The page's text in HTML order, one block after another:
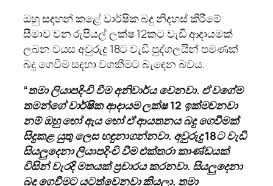
ඔහු සඳහන් කළේ වාර්ෂික බදු නිදහස් කිරීමේ
සීමාව වන රුපියල් ලක්ෂ 12කට වැඩි ආදායමක්
ලබන වයස අවුරුදු 18ට වැඩි පුද්ගලයින් පමණක්
බදු ගෙවීම සඳහා වගකීමට බැඳෙන බවය.
“තමා ලියාපදිංචි වීම අනිවාර්ය වෙනවා. ඒ වගේම
තමන්ගේ වාර්ෂික ආදායම ලක්ෂ 12 ඉක්මවනවා
නම් ඔහු හෝ ඇය හෝ ඒ ආයතනය බදු ගෙවීමක්
සිදුකළ යුතු ලෙස හඳුනාගන්නවා. අවුරුදු 18ට වැඩි
සියලුදෙනා ලියාපදිංචි වීම එක්තරා කාණ්ඩයක්
විසින් වැරදි මතයක් ප්‍රචාරය කරනවා. සියලුදෙනා
බදු ගෙවීමට යටත්වෙනවා කියලා. තමා